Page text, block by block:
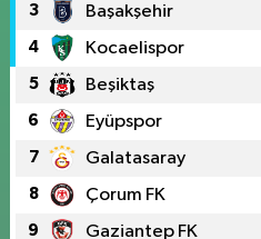
3 Başakşehir
4 Kocaelispor
5 Beşiktaş
6 Eyüpspor
7 Galatasaray
8 Çorum FK
9 Gaziantep FK